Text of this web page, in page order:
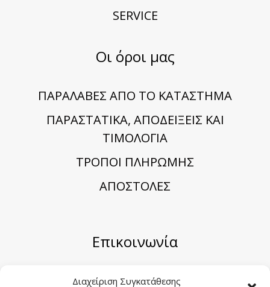
Διαχείριση Συγκατάθεσης
SERVICE
Οι όροι μας
ΠΑΡΑΛΑΒΕΣ ΑΠΟ ΤΟ ΚΑΤΑΣΤΗΜΑ
ΠΑΡΑΣΤΑΤΙΚΑ, ΑΠΟΔΕΙΞΕΙΣ ΚΑΙ
ΤΙΜΟΛΟΓΙΑ
TΡΟΠΟΙ ΠΛΗΡΩΜΗΣ
ΑΠΟΣΤΟΛΕΣ
Επικοινωνία
Μηριόνου 5-7, Αθήνα 104 41